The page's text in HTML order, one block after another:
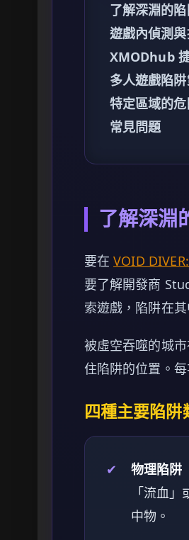
了解深淵的
遊戲內偵測
XMODhub
多人遊戲陷
特定區域的
常見問題
了解深淵
要在VOID
要了解開發商
索遊戲，陷阱在
被虛空吞噬的城
住陷阱的位置。
四種主要陷阱
✔ 物理陷阱
「流血
中物。